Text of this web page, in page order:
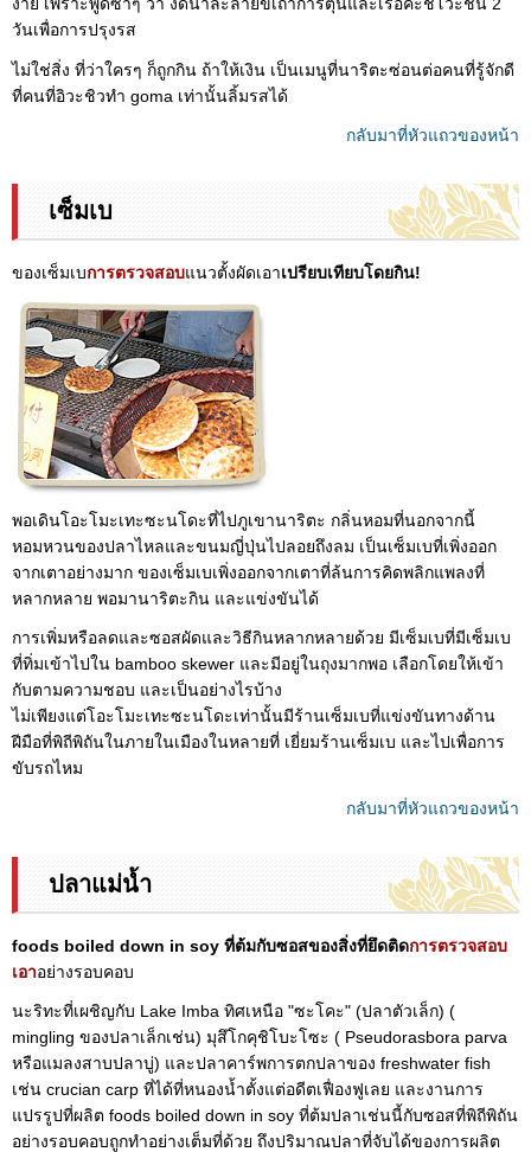
ง่าย เพราะพูดซ้ำๆ ว่า งดน้ำละลายขี้เถ้าการตุ๋นและเรือคะชิโวะชิน 2
วันเพื่อการปรุงรส
ไม่ใช่สิ่ง ที่ว่าใครๆ ก็ถูกกิน ถ้าให้เงิน เป็นเมนูที่นาริตะซ่อนต่อคนที่รู้จักดี
ที่คนที่อิวะชิวทำ goma เท่านั้นลิ้มรสได้
กลับมาที่หัวแถวของหน้า
เซ็มเบ
ของเซ็มเบการตรวจสอบแนวตั้งผัดเอาเปรียบเทียบโดยกิน!
พอเดินโอะโมะเทะซะนโดะที่ไปภูเขานาริตะ กลิ่นหอมที่นอกจากนี้
หอมหวนของปลาไหลและขนมญี่ปุ่นไปลอยถึงลม เป็นเซ็มเบที่เพิ่งออก
จากเตาอย่างมาก ของเซ็มเบเพิ่งออกจากเตาที่ล้นการคิดพลิกแพลงที่
หลากหลาย พอมานาริตะกิน และแข่งขันได้
การเพิ่มหรือลดและซอสผัดและวิธีกินหลากหลายด้วย มีเซ็มเบที่มีเซ็มเบ
ที่ทิ่มเข้าไปใน bamboo skewer และมีอยู่ในถุงมากพอ เลือกโดยให้เข้า
กับตามความชอบ และเป็นอย่างไรบ้าง
ไม่เพียงแต่โอะโมะเทะซะนโดะเท่านั้นมีร้านเซ็มเบที่แข่งขันทางด้าน
ฝีมือที่พิถีพิถันในภายในเมืองในหลายที่ เยี่ยมร้านเซ็มเบ และไปเพื่อการ
ขับรถไหม
กลับมาที่หัวแถวของหน้า
ปลาแม่น้ำ
foods boiled down in soy ที่ต้มกับซอสของสิ่งที่ยึดติดการตรวจสอบ
เอาอย่างรอบคอบ
นะริทะที่เผชิญกับ Lake Imba ทิศเหนือ "ซะโคะ" (ปลาตัวเล็ก) (
mingling ของปลาเล็กเช่น) มุสึโกคุชิโบะโซะ ( Pseudorasbora parva
หรือแมลงสาบปลาบู่) และปลาคาร์พการตกปลาของ freshwater fish
เช่น crucian carp ที่ได้ที่หนองน้ำตั้งแต่อดีตเฟื่องฟูเลย และงานการ
แปรรูปที่ผลิต foods boiled down in soy ที่ต้มปลาเช่นนี้กับซอสที่พิถีพิถัน
อย่างรอบคอบถูกทำอย่างเต็มที่ด้วย ถึงปริมาณปลาที่จับได้ของการผลิต